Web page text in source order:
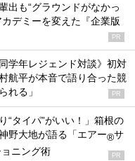
出も“グラウンドがなかっ
デミーを変えた『企業版
PR
学年レジェンド対談》初対
航平が本音で語り合った競
れる」
PR
“タイパ”がいい！」箱根の
野大地が語る「エアー®サ
ョニング術 PR